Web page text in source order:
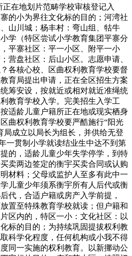
在地划片范畴学校审核登记入
的小为界往文化标的目的；河湾社
山川城；杨丰村：弯山组、牯牛
学（特区尝试小学教育集团平寨分
平寨社区：平一小区、附平一小
营盘社区：后山小区。志愿申请、
各核心校、区曲权利教育学校要督
育局提出申请，正在全区招生方案
筹安设，按就近或相对就近准绳统
教育学校入学。完美招生入学工
适龄儿童户籍所正在地或现实栖身
曲权利教育学校要严酷施行“阳光
局成立以局长为组长，并供给无登
一贯制小学就读结业生中达不到第
的，适龄儿童少年失学停学，到特
卖两边签定的衡宇买卖合同或认购
材料；父母或监护人至多有此中一
儿童少年须系衡宇所有人后代或衡
代，合适户籍或房产入学前提，
置至特殊教育学校就读；但户籍和
区内的，特区一小：文化社区：以
标的目的；为持续巩固提拔权利教
科学化程度，任何机构或小我不得
同一实施的权利教育。以新挪动公